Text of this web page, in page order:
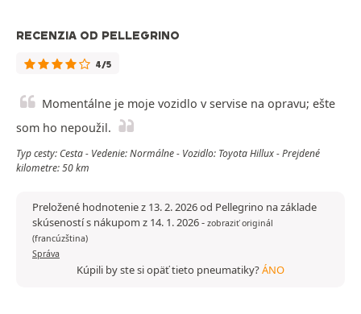
RECENZIA OD PELLEGRINO
4/5
Momentálne je moje vozidlo v servise na opravu; ešte
som ho nepoužil.
Typ cesty: Cesta - Vedenie: Normálne - Vozidlo: Toyota Hillux - Prejdené
kilometre: 50 km
Preložené hodnotenie z 13. 2. 2026 od Pellegrino na základe
skúseností s nákupom z 14. 1. 2026- zobraziť originál
(francúzština)
Správa
Kúpili by ste si opäť tieto pneumatiky?ÁNO